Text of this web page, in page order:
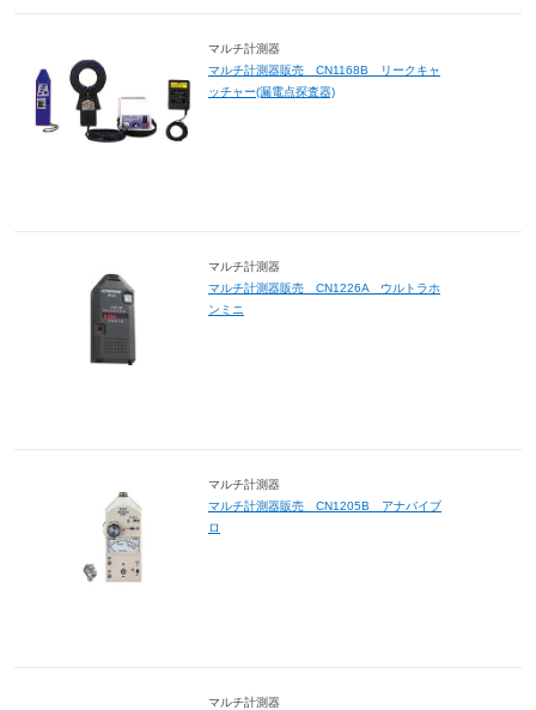
マルチ計測器
マルチ計測器販売 CN1168B リークキャ
ッチャー(漏電点探査器)
マルチ計測器
マルチ計測器販売 CN1226A ウルトラホ
ンミニ
マルチ計測器
マルチ計測器販売 CN1205B アナバイブ
ロ
マルチ計測器